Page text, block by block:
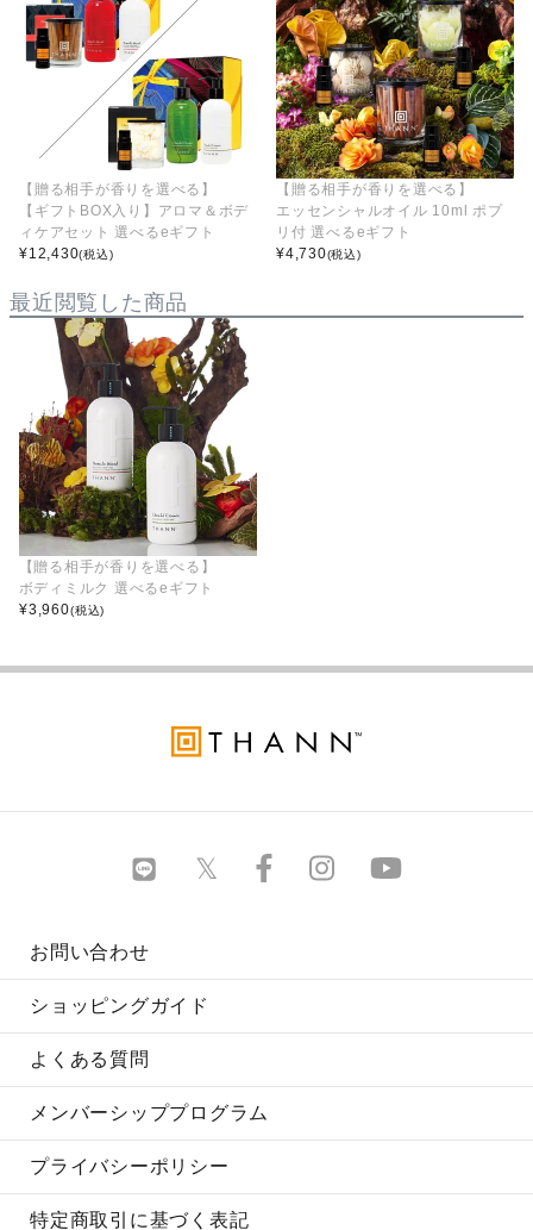
【贈る相手が香りを選べる】
【ギフトBOX入り】アロマ＆ボデ
ィケアセット 選べるeギフト
¥12,430(税込)
【贈る相手が香りを選べる】
エッセンシャルオイル 10ml ポプ
リ付 選べるeギフト
¥4,730(税込)
最近閲覧した商品
【贈る相手が香りを選べる】
ボディミルク 選べるeギフト
¥3,960(税込)
お問い合わせ
ショッピングガイド
よくある質問
メンバーシッププログラム
プライバシーポリシー
特定商取引に基づく表記